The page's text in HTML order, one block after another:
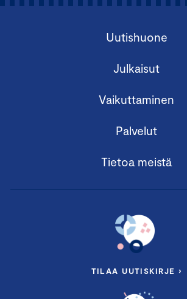
Uutishuone
Julkaisut
Vaikuttaminen
Palvelut
Tietoa meistä
TILAA UUTISKIRJE ›